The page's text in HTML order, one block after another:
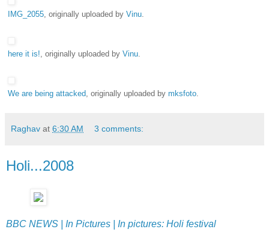
IMG_2055, originally uploaded by Vinu.
here it is!, originally uploaded by Vinu.
We are being attacked, originally uploaded by mksfoto.
Raghav at 6:30 AM 3 comments:
Holi...2008
BBC NEWS | In Pictures | In pictures: Holi festival